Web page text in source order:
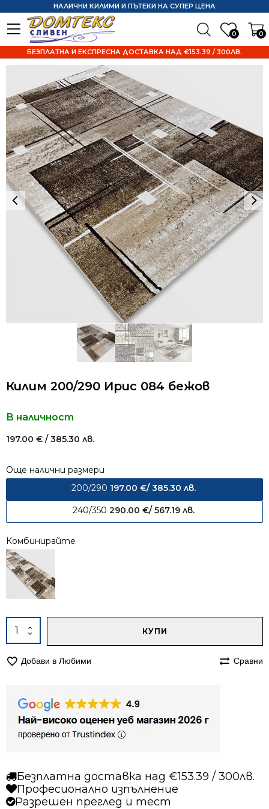
0 0
НАЛИЧНИ КИЛИМИ И ПЪТЕКИ НА СУПЕР ЦЕНА
БЕЗПЛАТНА И ЕКСПРЕСНА ДОСТАВКА НАД €153.39 / 300ЛВ.
Килим 200/290 Ирис 084 бежов
В наличност
197.00 € / 385.30 лв.
Още налични размери
200/290 197.00 €/ 385.30 лв.
240/350 290.00 €/ 567.19 лв.
Комбинирайте
количество
за
200/290
бежов
КУПИ
Добави в Любими Сравни
Безплатна доставка над €153.39 / 300лв.
Професионално изпълнение
Разрешен преглед и тест